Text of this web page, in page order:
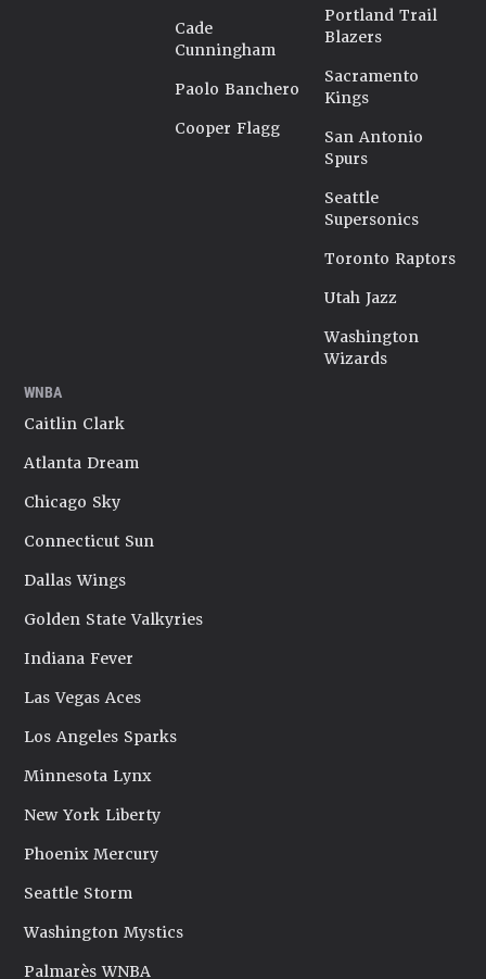
Cade
Cunningham
Paolo Banchero
Cooper Flagg
Portland Trail
Blazers
Sacramento
Kings
San Antonio
Spurs
Seattle
Supersonics
Toronto Raptors
Utah Jazz
Washington
Wizards
WNBA
Caitlin Clark
Atlanta Dream
Chicago Sky
Connecticut Sun
Dallas Wings
Golden State Valkyries
Indiana Fever
Las Vegas Aces
Los Angeles Sparks
Minnesota Lynx
New York Liberty
Phoenix Mercury
Seattle Storm
Washington Mystics
Palmarès WNBA